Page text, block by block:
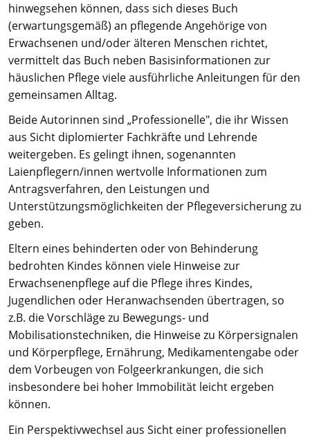
hinwegsehen können, dass sich dieses Buch
(erwartungsgemäß) an pflegende Angehörige von
Erwachsenen und/oder älteren Menschen richtet,
vermittelt das Buch neben Basisinformationen zur
häuslichen Pflege viele ausführliche Anleitungen für den
gemeinsamen Alltag.
Beide Autorinnen sind „Professionelle", die ihr Wissen
aus Sicht diplomierter Fachkräfte und Lehrende
weitergeben. Es gelingt ihnen, sogenannten
Laienpflegern/innen wertvolle Informationen zum
Antragsverfahren, den Leistungen und
Unterstützungsmöglichkeiten der Pflegeversicherung zu
geben.
Eltern eines behinderten oder von Behinderung
bedrohten Kindes können viele Hinweise zur
Erwachsenenpflege auf die Pflege ihres Kindes,
Jugendlichen oder Heranwachsenden übertragen, so
z.B. die Vorschläge zu Bewegungs- und
Mobilisationstechniken, die Hinweise zu Körpersignalen
und Körperpflege, Ernährung, Medikamentengabe oder
dem Vorbeugen von Folgeerkrankungen, die sich
insbesondere bei hoher Immobilität leicht ergeben
können.
Ein Perspektivwechsel aus Sicht einer professionellen